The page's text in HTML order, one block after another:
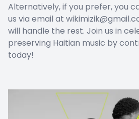
Alternatively, if you prefer, you
us via email at
will handle the rest. Join us in
preserving Haitian music by
today!